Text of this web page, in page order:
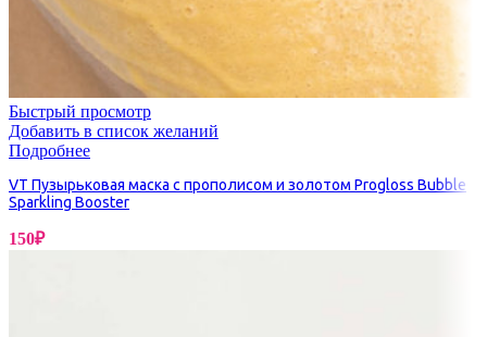
Быстрый просмотр
Добавить в список желаний
Подробнее
VT Пузырьковая маска с прополисом и золотом Progloss Bubble
Sparkling Booster
150₽